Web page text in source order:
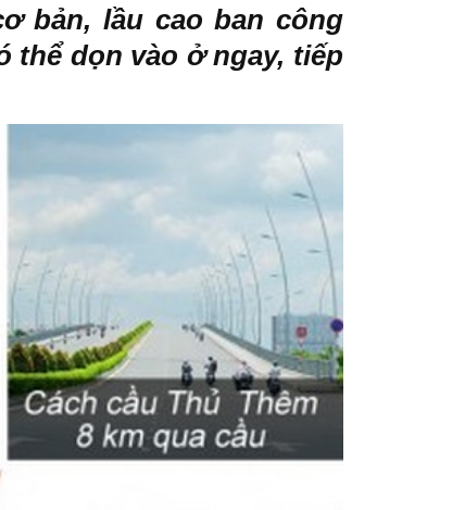
bản, lầu cao ban công
thể dọn vào ở ngay, tiếp